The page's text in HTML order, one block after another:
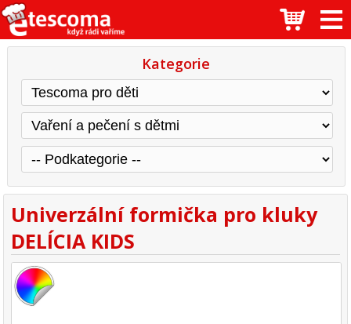
Kategorie
Univerzální formička pro kluky
DELÍCIA KIDS